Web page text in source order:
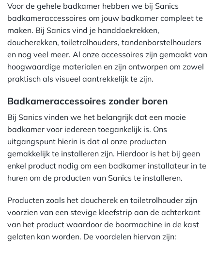
Voor de gehele badkamer hebben we bij Sanics
badkameraccessoires om jouw badkamer compleet te
maken. Bij Sanics vind je handdoekrekken,
doucherekken, toiletrolhouders, tandenborstelhouders
en nog veel meer. Al onze accessoires zijn gemaakt van
hoogwaardige materialen en zijn ontworpen om zowel
praktisch als visueel aantrekkelijk te zijn.
Badkameraccessoires zonder boren
Bij Sanics vinden we het belangrijk dat een mooie
badkamer voor iedereen toegankelijk is. Ons
uitgangspunt hierin is dat al onze producten
gemakkelijk te installeren zijn. Hierdoor is het bij geen
enkel product nodig om een badkamer installateur in te
huren om de producten van Sanics te installeren.
Producten zoals het doucherek en toiletrolhouder zijn
voorzien van een stevige kleefstrip aan de achterkant
van het product waardoor de boormachine in de kast
gelaten kan worden. De voordelen hiervan zijn: